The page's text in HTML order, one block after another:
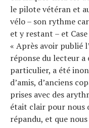
le pilote vétéran et
vélo – son rythme
et y restant – et
« Après avoir publié
réponse du lecteur a
particulier, a été
d’amis, d’anciens
prises avec des
était clair pour nous
répandu, et que